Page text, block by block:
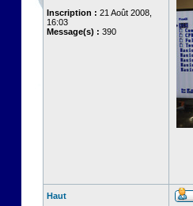
Inscription : 21 Août 2008,
16:03
Message(s) : 390
Haut